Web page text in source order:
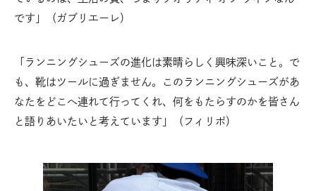
です」（ガブリエーレ）
「ランニングシューズの進化は素晴らしく興味深いこと。で
も、靴はツールに過ぎません。このランニングシューズがあ
なたをどこへ連れて行ってくれ、何をもたらすのかを皆さん
と語りあいたいと考えています」（フィリポ）